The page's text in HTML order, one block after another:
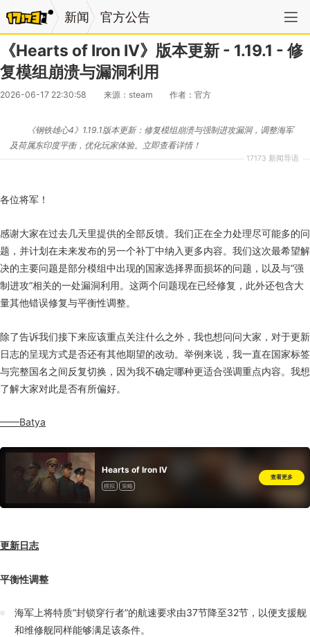
新闻 官方公告
《Hearts of Iron IV》版本更新 - 1.19.1 - 修
复模组崩溃与漏洞利用
2026-06-17 22:30:58 来源：steam 作者：官方
17173 新闻导语
《钢铁雄心4》1.19.1版本更新：修复模组崩溃与强制进攻漏洞，调整海军
及荷属东印度平衡，优化玩家体验。立即查看详情！
各位将军！
感谢大家在过去几天里提供的全部反馈。我们正在全力处理尽可能多的问
题，并计划在未来发布的另一个补丁中纳入更多内容。我们这次最希望解
决的主要问题是部分模组中出现的国家选择界面损坏的问题，以及与“强
制进攻”相关的一处漏洞利用。这两个问题现在已经修复，此外还包含大
量其他错误修复与平衡性调整。
除了告诉我们接下来应该重点关注什么之外，我也想问问大家，对于更新
日志的呈现方式是否还有其他期望的改动。举例来说，我一直在国家标签
与完整国名之间反复切换，因为我不确定哪种更适合强调重点内容。我想
了解大家对此是否有所偏好。
——Batya
Hearts of Iron IV
模拟 策略
查看更多
更新日志
平衡性调整
海军上将特质“封锁穿行者”的航速要求由37节降至32节，以便支援舰
和维修舰同样能够满足该条件。